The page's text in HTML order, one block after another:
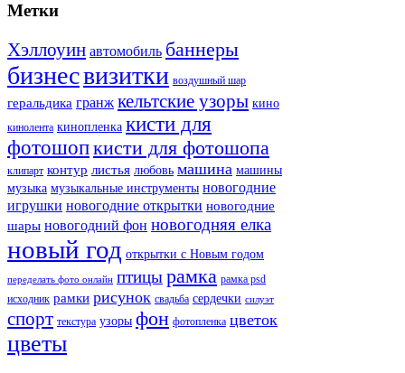
Метки
Хэллоуин автомобиль баннеры
бизнесвизитки воздушный шар
геральдика гранж кельтские узоры кино
кинолента кинопленка кисти для
фотошопкисти для фотошопа
клипарт контур листья любовь машина машины
музыка музыкальные инструменты новогодние
игрушки новогодние открытки новогодние
шары новогодний фон новогодняя елка
новый год открытки с Новым годом
переделать фото онлайн птицырамка рамка psd
исходник рамки рисунок свадьба сердечки силуэт
спорт текстура узоры фон фотопленка цветок
цветы